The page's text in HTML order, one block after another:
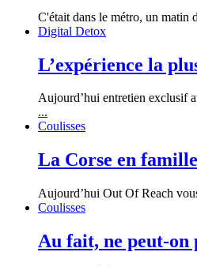
C'était dans le métro, un matin
Digital Detox
L’expérience la
Aujourd’hui entretien exclusif
...
Coulisses
La Corse en
Aujourd’hui Out Of Reach
Coulisses
Au fait, ne peut-on